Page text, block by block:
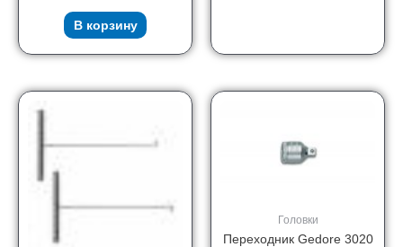
В корзину
Головки
Переходник Gedore 3020